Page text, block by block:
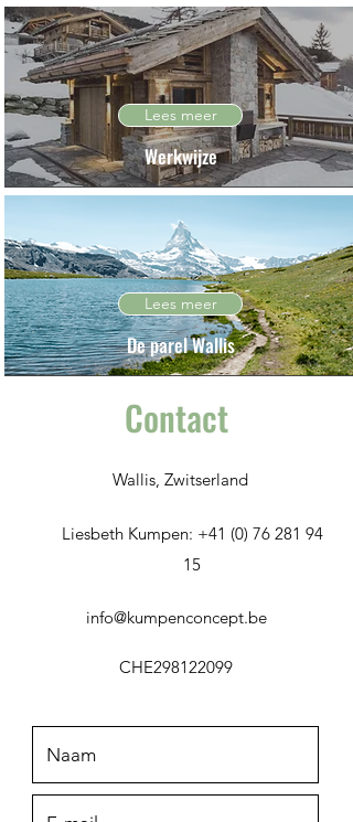
Lees meer
Werkwijze
Lees meer
De parel Wallis
Contact
Wallis, Zwitserland
Liesbeth Kumpen: +41 (0) 76 281 94
15
info@kumpenconcept.be
CHE298122099